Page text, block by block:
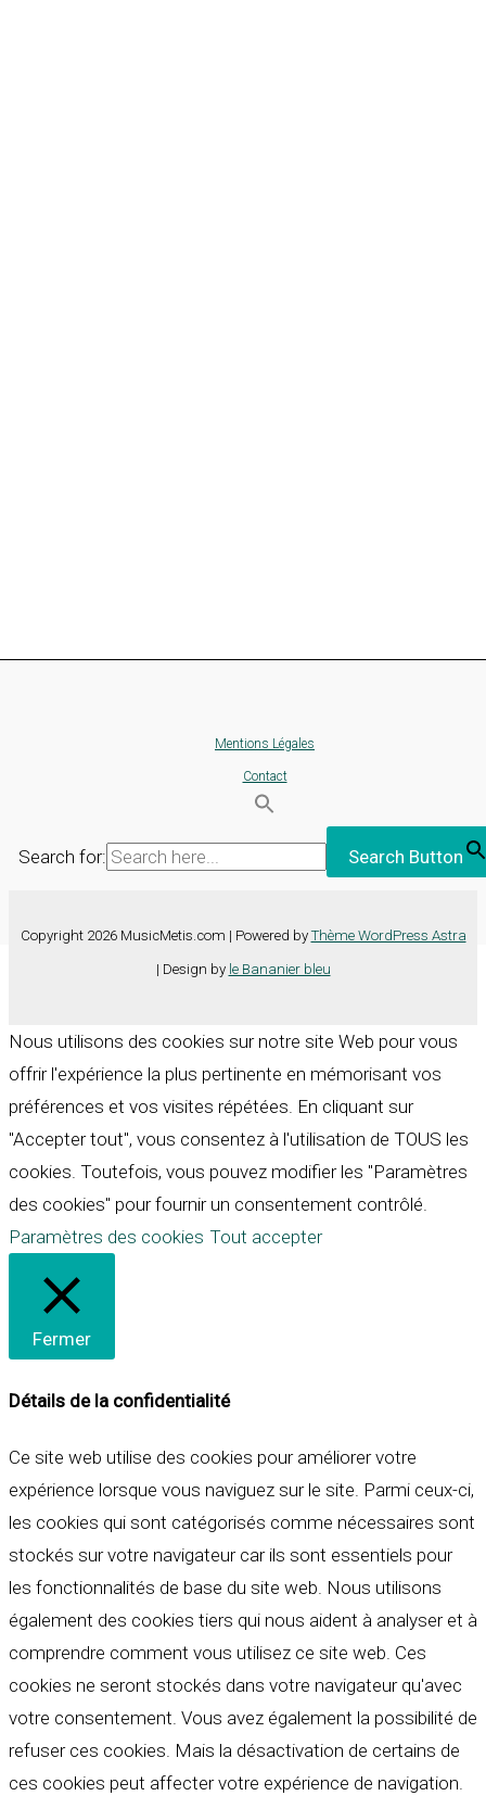
Mentions Légales
Contact
Search for: Search Button
Copyright 2026 MusicMetis.com | Powered by Thème WordPress Astra
| Design by le Bananier bleu
Nous utilisons des cookies sur notre site Web pour vous
offrir l'expérience la plus pertinente en mémorisant vos
préférences et vos visites répétées. En cliquant sur
"Accepter tout", vous consentez à l'utilisation de TOUS les
cookies. Toutefois, vous pouvez modifier les "Paramètres
des cookies" pour fournir un consentement contrôlé.
Paramètres des cookies Tout accepter
Fermer
Détails de la confidentialité
Ce site web utilise des cookies pour améliorer votre
expérience lorsque vous naviguez sur le site. Parmi ceux-ci,
les cookies qui sont catégorisés comme nécessaires sont
stockés sur votre navigateur car ils sont essentiels pour
les fonctionnalités de base du site web. Nous utilisons
également des cookies tiers qui nous aident à analyser et à
comprendre comment vous utilisez ce site web. Ces
cookies ne seront stockés dans votre navigateur qu'avec
votre consentement. Vous avez également la possibilité de
refuser ces cookies. Mais la désactivation de certains de
ces cookies peut affecter votre expérience de navigation.